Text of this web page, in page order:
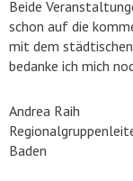
Beide
schon auf die
mit dem
bedanke ich mich
Andrea Raih
Baden